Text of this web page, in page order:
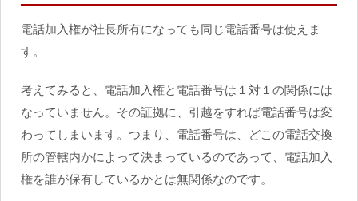
電話加入権が社長所有になっても同じ電話番号は使えま
す。
考えてみると、電話加入権と電話番号は１対１の関係には
なっていません。その証拠に、引越をすれば電話番号は変
わってしまいます。つまり、電話番号は、どこの電話交換
所の管轄内かによって決まっているのであって、電話加入
権を誰が保有しているかとは無関係なのです。